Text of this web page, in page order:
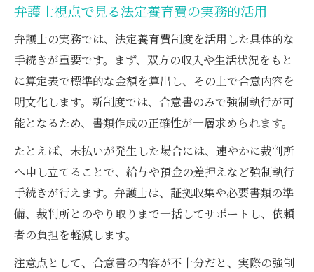
弁護士視点で見る法定養育費の実務的活用
弁護士の実務では、法定養育費制度を活用した具体的な
手続きが重要です。まず、双方の収入や生活状況をもと
に算定表で標準的な金額を算出し、その上で合意内容を
明文化します。新制度では、合意書のみで強制執行が可
能となるため、書類作成の正確性が一層求められます。
たとえば、未払いが発生した場合には、速やかに裁判所
へ申し立てることで、給与や預金の差押えなど強制執行
手続きが行えます。弁護士は、証拠収集や必要書類の準
備、裁判所とのやり取りまで一括してサポートし、依頼
者の負担を軽減します。
注意点として、合意書の内容が不十分だと、実際の強制